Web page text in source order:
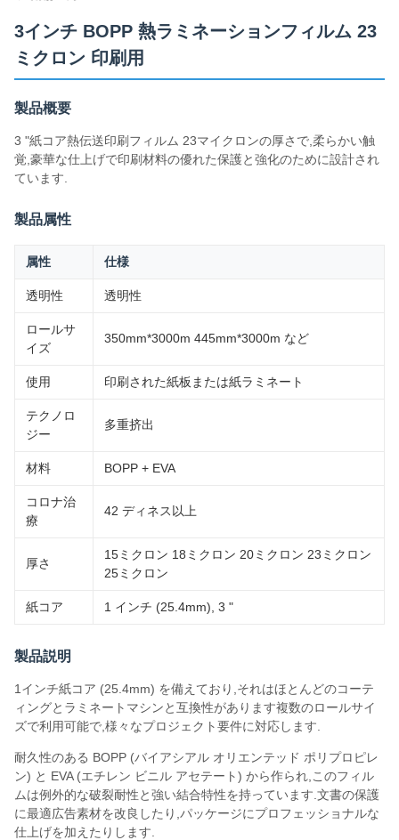
3インチ BOPP 熱ラミネーションフィルム 23
ミクロン 印刷用
製品概要
3 "紙コア熱伝送印刷フィルム 23マイクロンの厚さで,柔らかい触
覚,豪華な仕上げで印刷材料の優れた保護と強化のために設計され
ています.
製品属性
属性 仕様
透明性 透明性
ロールサ
イズ
350mm*3000m 445mm*3000m など
使用 印刷された紙板または紙ラミネート
テクノロ
ジー
多重挤出
材料 BOPP + EVA
コロナ治
療
42 ディネス以上
厚さ
15ミクロン 18ミクロン 20ミクロン 23ミクロン
25ミクロン
紙コア 1 インチ (25.4mm), 3 "
製品説明
1インチ紙コア (25.4mm) を備えており,それはほとんどのコーテ
ィングとラミネートマシンと互換性があります複数のロールサイ
ズで利用可能で,様々なプロジェクト要件に対応します.
耐久性のある BOPP (バイアシアル オリエンテッド ポリプロピレ
ン) と EVA (エチレン ビニル アセテート) から作られ,このフィル
ムは例外的な破裂耐性と強い結合特性を持っています.文書の保護
に最適広告素材を改良したり,パッケージにプロフェッショナルな
仕上げを加えたりします.